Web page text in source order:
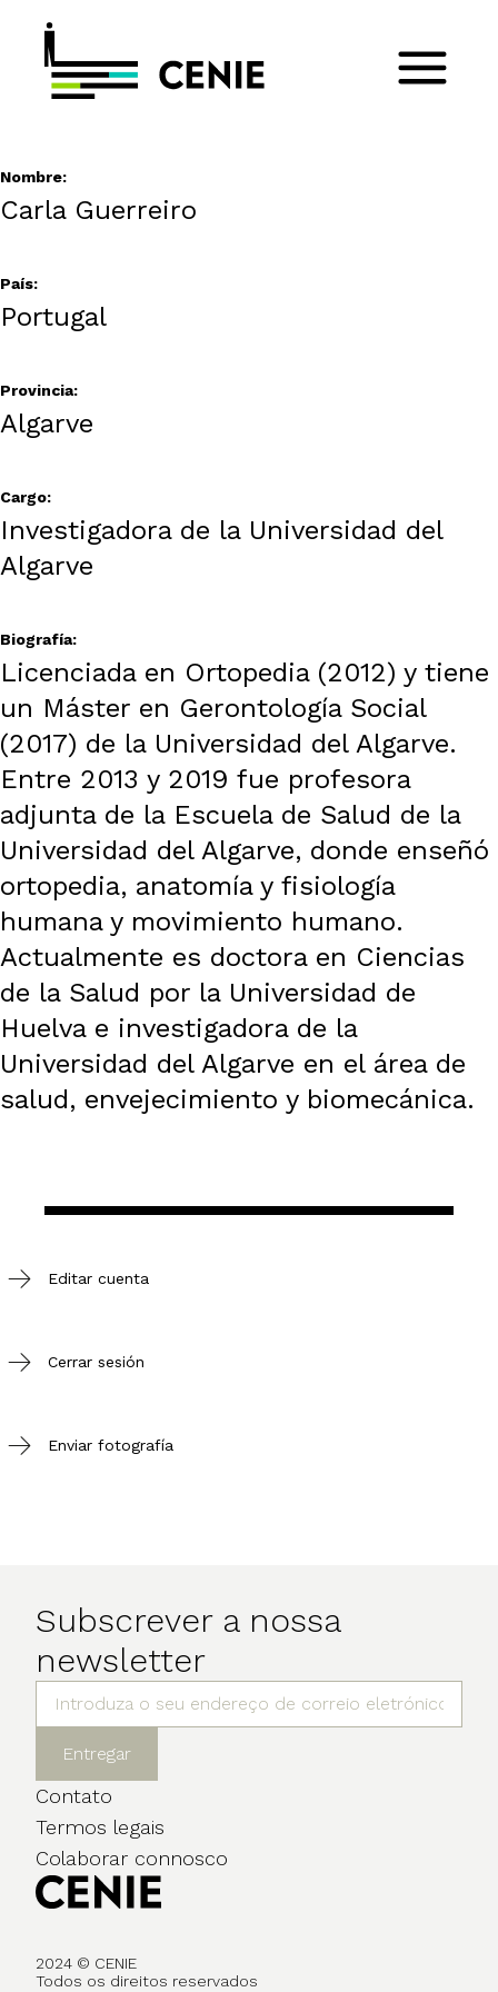
Nombre:
Carla Guerreiro
País:
Portugal
Provincia:
Algarve
Cargo:
Investigadora de la Universidad del
Algarve
Biografía:
Licenciada en Ortopedia (2012) y tiene
un Máster en Gerontología Social
(2017) de la Universidad del Algarve.
Entre 2013 y 2019 fue profesora
adjunta de la Escuela de Salud de la
Universidad del Algarve, donde enseñó
ortopedia, anatomía y fisiología
humana y movimiento humano.
Actualmente es doctora en Ciencias
de la Salud por la Universidad de
Huelva e investigadora de la
Universidad del Algarve en el área de
salud, envejecimiento y biomecánica.
Editar cuenta
Cerrar sesión
Enviar fotografía
Subscrever a nossa
newsletter
Entregar
Contato
Termos legais
Colaborar connosco
2024 © CENIE
Todos os direitos reservados